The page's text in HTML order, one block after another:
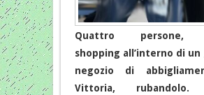
Quattro persone,
shopping all’interno di un
negozio di
Vittoria, rubandolo.